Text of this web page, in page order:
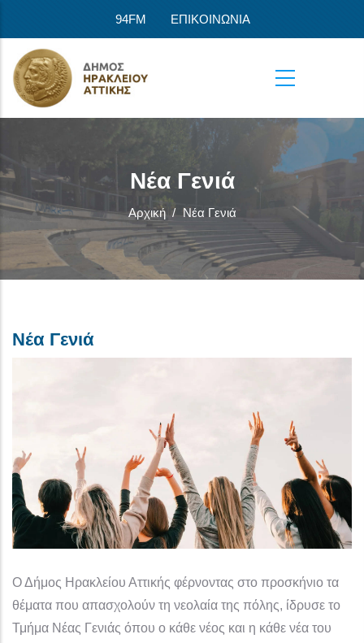
94FM ΕΠΙΚΟΙΝΩΝΙΑ
Νέα Γενιά
Αρχική / Νέα Γενιά
Νέα Γενιά
Ο Δήμος Ηρακλείου Αττικής φέρνοντας στο προσκήνιο τα
θέματα που απασχολούν τη νεολαία της πόλης, ίδρυσε το
Τμήμα Νέας Γενιάς όπου ο κάθε νέος και η κάθε νέα του